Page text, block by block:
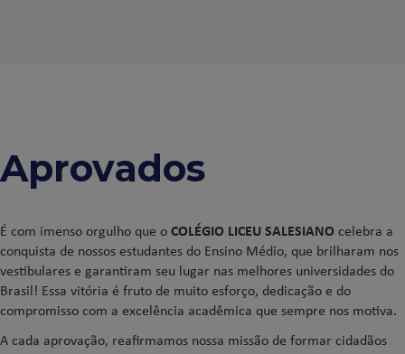
Aprovados
É com imenso orgulho que oCOLÉGIO LICEU SALESIANO celebra a
conquista de nossos estudantes do Ensino Médio, que brilharam nos
vestibulares e garantiram seu lugar nas melhores universidades do
Brasil! Essa vitória é fruto de muito esforço, dedicação e do
compromisso com a excelência acadêmica que sempre nos motiva.
A cada aprovação, reafirmamos nossa missão de formar cidadãos